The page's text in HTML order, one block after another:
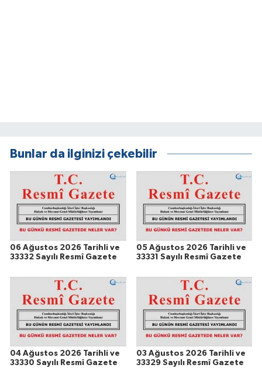
Bunlar da ilginizi çekebilir
06 Ağustos 2026 Tarihli ve
33332 Sayılı Resmî Gazete
05 Ağustos 2026 Tarihli ve
33331 Sayılı Resmî Gazete
04 Ağustos 2026 Tarihli ve
33330 Sayılı Resmî Gazete
03 Ağustos 2026 Tarihli ve
33329 Sayılı Resmî Gazete